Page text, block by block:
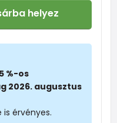
helyez
%-os
2026. augusztus
érvényes.